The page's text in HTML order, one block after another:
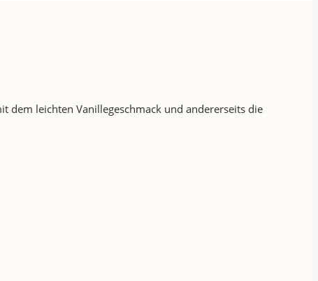
dem leichten Vanillegeschmack und andererseits die